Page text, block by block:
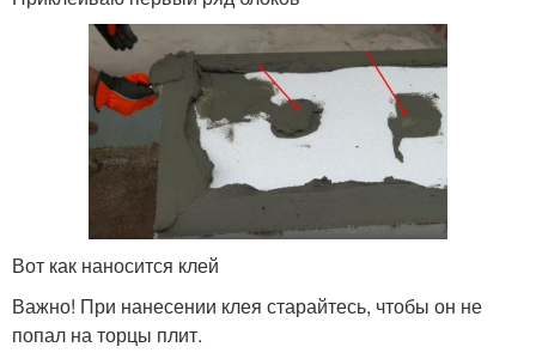
Вот как наносится клей
Важно! При нанесении клея старайтесь, чтобы он не
попал на торцы плит.